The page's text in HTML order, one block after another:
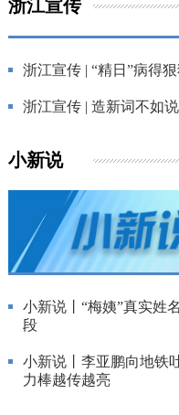
浙江宣传
浙江宣传 | “精日”病得
浙江宣传 | 造新词不如
小新说
小新说丨“梅姨”真实姓
段
小新说丨李亚鹏向地铁
力棒越传越亮